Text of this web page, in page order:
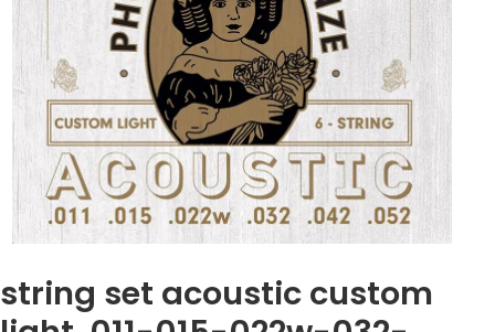
string set acoustic custom